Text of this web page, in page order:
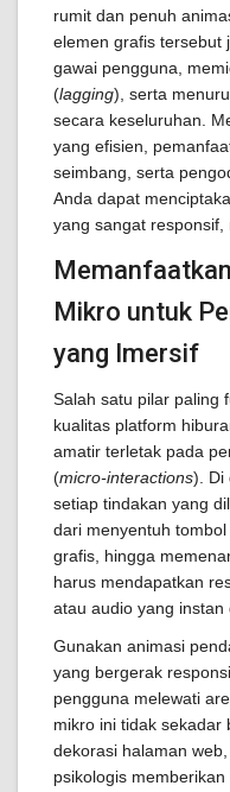
rumit dan penuh
elemen grafis tersebut
gawai pengguna,
(lagging), serta
secara keseluruhan.
yang efisien,
seimbang, serta
Anda dapat
yang sangat responsif,
Mikro untuk
yang Imersif
Salah satu pilar paling
kualitas platform
amatir terletak pada
(micro-interactions). Di
setiap tindakan yang
dari menyentuh
grafis, hingga
harus mendapatkan
atau audio yang instan
Gunakan animasi
yang bergerak
pengguna melewati
mikro ini tidak sekadar
dekorasi halaman
psikologis